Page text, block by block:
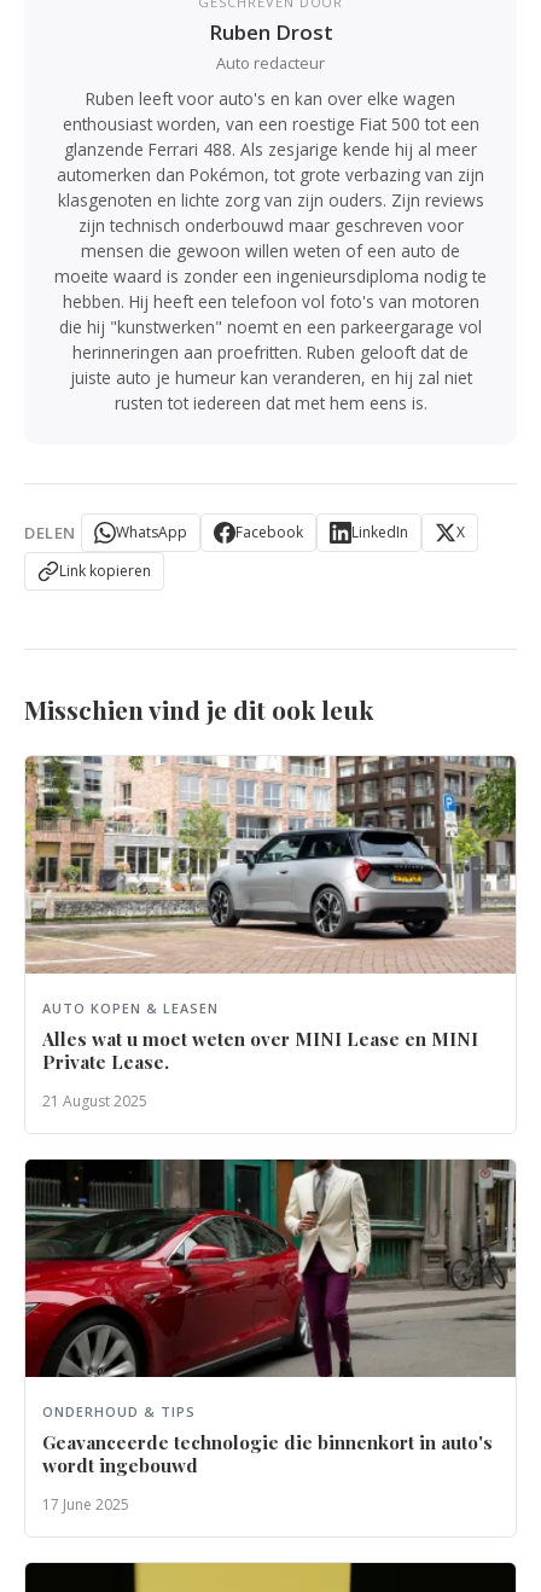
Ruben Drost
Auto redacteur
Ruben leeft voor auto's en kan over elke wagen
enthousiast worden, van een roestige Fiat 500 tot een
glanzende Ferrari 488. Als zesjarige kende hij al meer
automerken dan Pokémon, tot grote verbazing van zijn
klasgenoten en lichte zorg van zijn ouders. Zijn reviews
zijn technisch onderbouwd maar geschreven voor
mensen die gewoon willen weten of een auto de
moeite waard is zonder een ingenieursdiploma nodig te
hebben. Hij heeft een telefoon vol foto's van motoren
die hij "kunstwerken" noemt en een parkeergarage vol
herinneringen aan proefritten. Ruben gelooft dat de
juiste auto je humeur kan veranderen, en hij zal niet
rusten tot iedereen dat met hem eens is.
DELEN WhatsApp Facebook LinkedIn
X
Link kopieren
Misschien vind je dit ook leuk
AUTO KOPEN & LEASEN
Alles wat u moet weten over MINI Lease en MINI
Private Lease.
21 August 2025
ONDERHOUD & TIPS
Geavanceerde technologie die binnenkort in auto's
wordt ingebouwd
17 June 2025